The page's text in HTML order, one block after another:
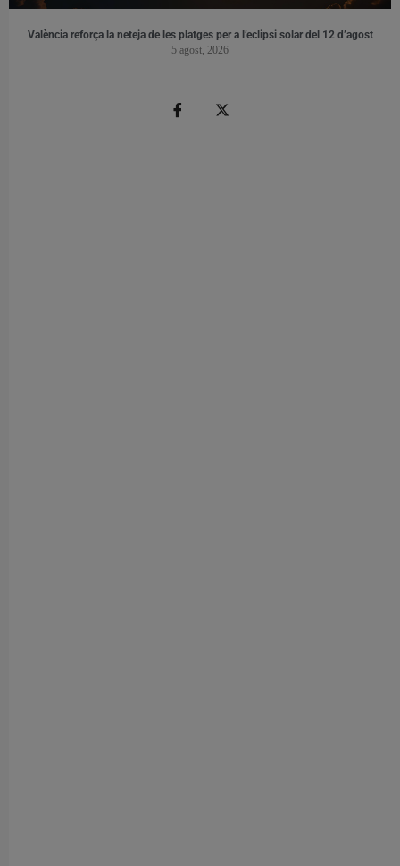
València reforça la neteja de les platges per a l’eclipsi solar del 12 d’agost
5 agost, 2026